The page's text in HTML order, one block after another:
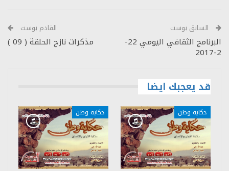
السابق بوست
البرنامج الثقافي اليومي 22-
2-2017
القادم بوست
مذكرات نازح الحلقة ( 09 )
قد يعجبك ايضا
حكاية وطن حكاية وطن